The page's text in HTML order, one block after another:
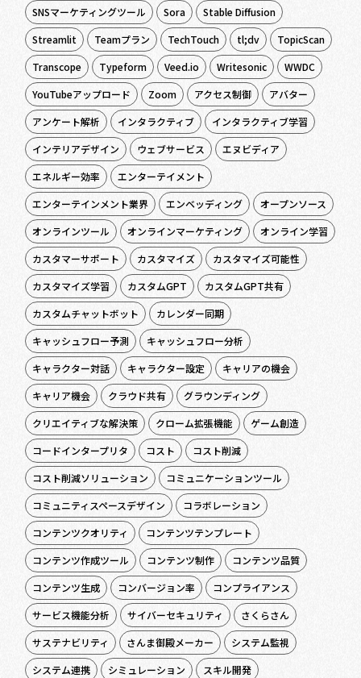
SNSマーケティングツール
Sora
Stable Diffusion
Streamlit
Teamプラン TechTouch tl;dv
TopicScan
Transcope
Typeform Veed.io Writesonic
WWDC
YouTubeアップロード
Zoom アクセス制御
アバター
アンケート解析
インタラクティブ
インタラクティブ学習
インテリアデザイン
ウェブサービス
エヌビディア
エネルギー効率
エンターテイメント
エンターテインメント業界
エンベッディング
オープンソース
オンラインツール
オンラインマーケティング
オンライン学習
カスタマーサポート
カスタマイズ
カスタマイズ可能性
カスタマイズ学習
カスタムGPT
カスタムGPT共有
カスタムチャットボット
カレンダー同期
キャッシュフロー予測
キャッシュフロー分析
キャラクター対話
キャラクター設定
キャリアの機会
キャリア機会
クラウド共有
グラウンディング
クリエイティブな解決策
クローム拡張機能
ゲーム創造
コードインタープリタ
コスト
コスト削減
コスト削減ソリューション
コミュニケーションツール
コミュニティスペースデザイン
コラボレーション
コンテンツクオリティ
コンテンツテンプレート
コンテンツ作成ツール
コンテンツ制作
コンテンツ品質
コンテンツ生成
コンバージョン率
コンプライアンス
サービス機能分析
サイバーセキュリティ
さくらさん
サステナビリティ
さんま御殿メーカー
システム監視
システム連携
シミュレーション スキル開発